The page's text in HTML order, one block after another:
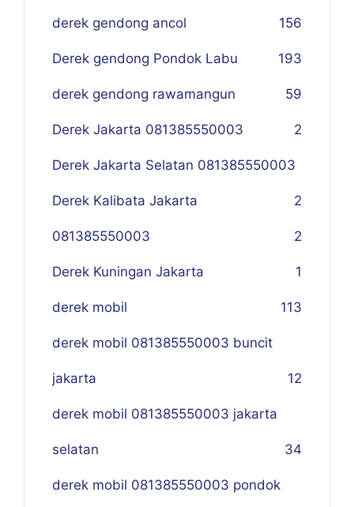
derek gendong ancol 156
Derek gendong Pondok Labu 193
derek gendong rawamangun 59
Derek Jakarta 081385550003 2
Derek Jakarta Selatan 081385550003
2
Derek Kalibata Jakarta
081385550003 2
Derek Kuningan Jakarta 1
derek mobil 113
derek mobil 081385550003 buncit
jakarta 12
derek mobil 081385550003 jakarta
selatan 34
derek mobil 081385550003 pondok